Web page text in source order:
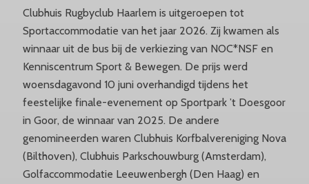
Clubhuis Rugbyclub Haarlem is uitgeroepen tot
Sportaccommodatie van het jaar 2026. Zij kwamen als
winnaar uit de bus bij de verkiezing van NOC*NSF en
Kenniscentrum Sport & Bewegen. De prijs werd
woensdagavond 10 juni overhandigd tijdens het
feestelijke finale-evenement op Sportpark ’t Doesgoor
in Goor, de winnaar van 2025. De andere
genomineerden waren Clubhuis Korfbalvereniging Nova
(Bilthoven), Clubhuis Parkschouwburg (Amsterdam),
Golfaccommodatie Leeuwenbergh (Den Haag) en